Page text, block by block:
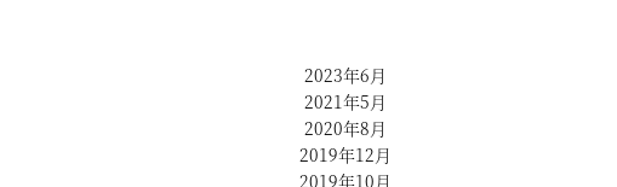
2023年6月
2021年5月
2020年8月
2019年12月
2019年10月